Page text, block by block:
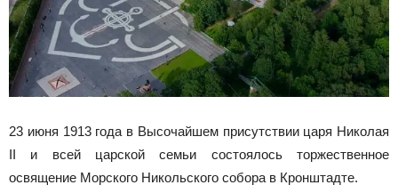
23 июня 1913 года в Высочайшем присутствии царя Николая
II и всей царской семьи состоялось торжественное
освящение Морского Никольского собора в Кронштадте.